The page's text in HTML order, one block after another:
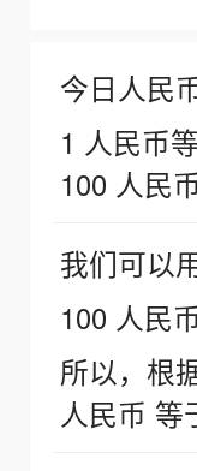
今日人民
1 人民币
100 人民
我们可以
100 人民
所以，根
人民币 等